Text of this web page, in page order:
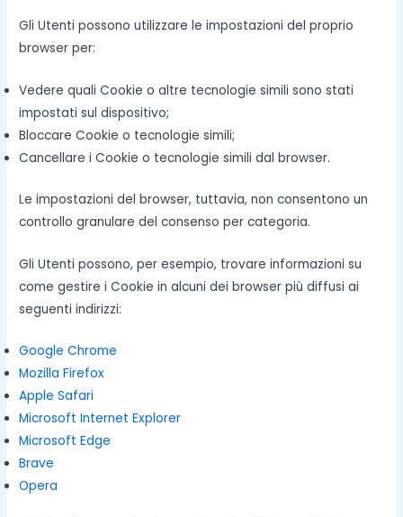
Gli Utenti possono utilizzare le impostazioni del proprio
browser per:
Vedere quali Cookie o altre tecnologie simili sono stati
impostati sul dispositivo;
Bloccare Cookie o tecnologie simili;
Cancellare i Cookie o tecnologie simili dal browser.
Le impostazioni del browser, tuttavia, non consentono un
controllo granulare del consenso per categoria.
Gli Utenti possono, per esempio, trovare informazioni su
come gestire i Cookie in alcuni dei browser più diffusi ai
seguenti indirizzi:
Google Chrome
Mozilla Firefox
Apple Safari
Microsoft Internet Explorer
Microsoft Edge
Brave
Opera